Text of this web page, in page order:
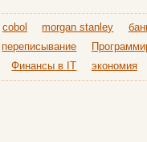
cobol morgan stanley
переписывание
Финансы в IT экономия